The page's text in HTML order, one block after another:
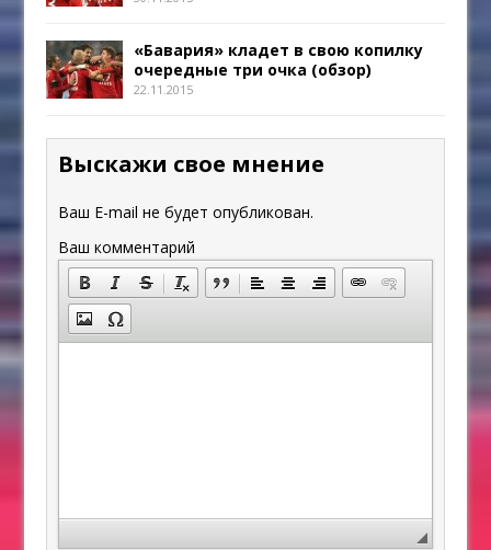
«Бавария» кладет в свою копилку
очередные три очка (обзор)
22.11.2015
Выскажи свое мнение
Ваш E-mail не будет опубликован.
Ваш комментарий